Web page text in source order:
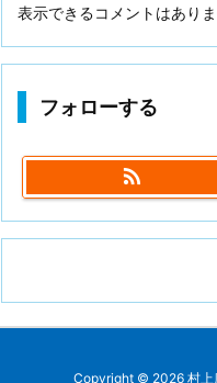
表示できるコメントはありま
フォローする

Copyright © 2026 村上